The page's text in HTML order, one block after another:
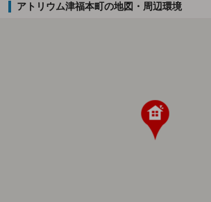
アトリウム津福本町の地図・周辺環境